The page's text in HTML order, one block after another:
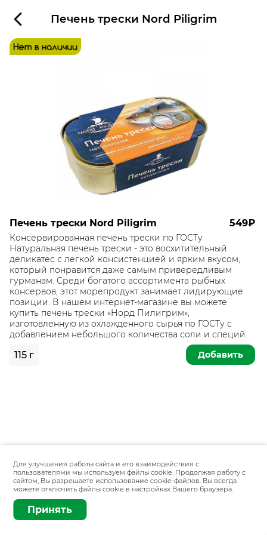
Печень трески Nord Piligrim
Печень трески Nord Piligrim 549₽
Консервированная печень трески по ГОСТу
Натуральная печень трески - это восхитительный
деликатес с легкой консистенцией и ярким вкусом,
который понравится даже самым привередливым
гурманам. Среди богатого ассортимента рыбных
консервов, этот морепродукт занимает лидирующие
позиции. В нашем интернет-магазине вы можете
купить печень трески «Норд Пилигрим»,
изготовленную из охлажденного сырья по ГОСТу с
добавлением небольшого количества соли и специй.
115 г Добавить
Для улучшения работы сайта и его взаимодействия с
пользователями мы используем файлы cookie. Продолжая работу с
сайтом, Вы разрешаете использование cookie-файлов. Вы всегда
можете отключить файлы cookie в настройках Вашего браузера.
Принять